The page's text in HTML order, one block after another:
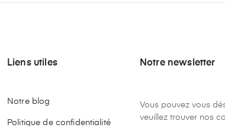
Liens utiles
Notre blog
Politique de confidentialité
Notre newsletter
Vous pouvez vous
veuillez trouver nos